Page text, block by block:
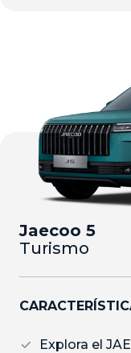
Jaecoo 5
Turismo
Explora el